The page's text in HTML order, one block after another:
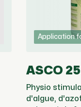
Application
ASCO 25
Physio
d'algue,